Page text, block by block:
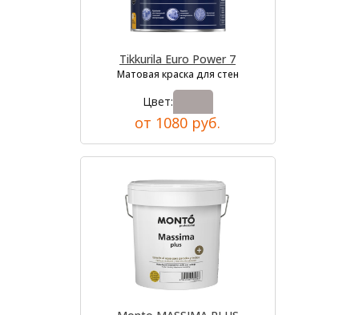
Tikkurila Euro Power 7
Матовая краска для стен
Цвет:
от 1080 руб.